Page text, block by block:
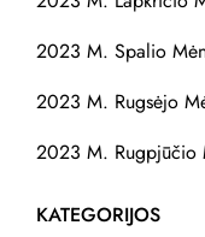
2023 M. Spalio
2023 M. Rugsėjo
2023 M. Rugpjūčio
KATEGORIJOS